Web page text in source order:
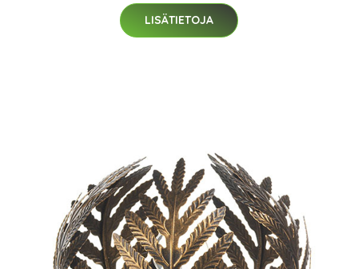
LISÄTIETOJA